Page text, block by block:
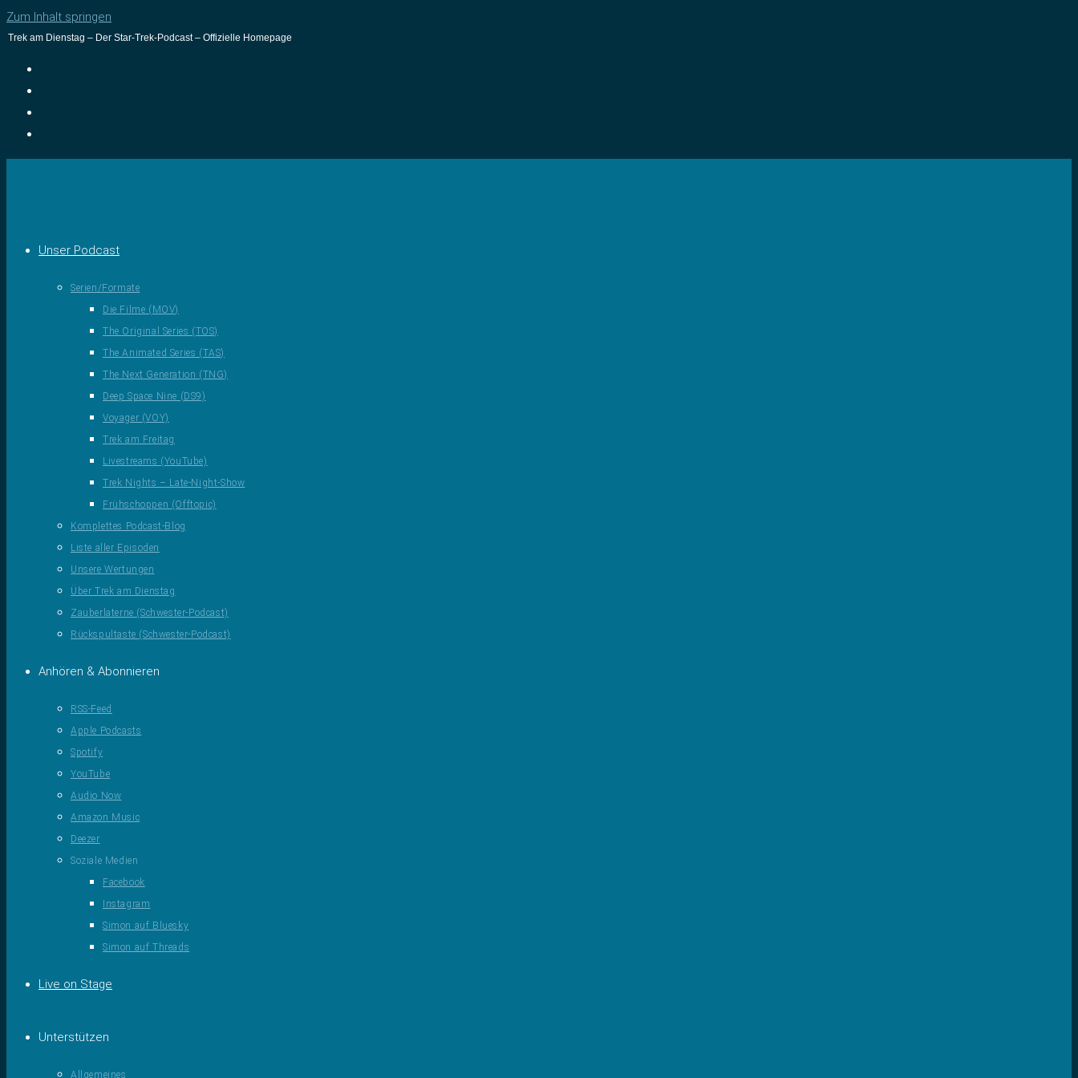
Zum Inhalt springen
Trek am Dienstag – Der Star-Trek-Podcast – Offizielle Homepage
Unser Podcast
Serien/Formate
Die Filme (MOV)
The Original Series (TOS)
The Animated Series (TAS)
The Next Generation (TNG)
Deep Space Nine (DS9)
Voyager (VOY)
Trek am Freitag
Livestreams (YouTube)
Trek Nights – Late-Night-Show
Frühschoppen (Offtopic)
Komplettes Podcast-Blog
Liste aller Episoden
Unsere Wertungen
Über Trek am Dienstag
Zauberlaterne (Schwester-Podcast)
Rückspultaste (Schwester-Podcast)
Anhören & Abonnieren
RSS-Feed
Apple Podcasts
Spotify
YouTube
Audio Now
Amazon Music
Deezer
Soziale Medien
Facebook
Instagram
Simon auf Bluesky
Simon auf Threads
Live on Stage
Unterstützen
Allgemeines